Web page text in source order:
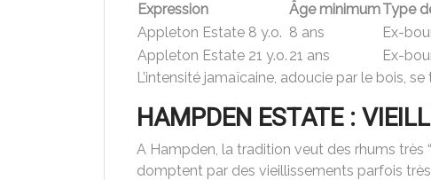
Expression Âge minimumType
Appleton Estate 8 y.o. 8 ans
Ex-
Appleton Estate 21 y.o. 21 ans
Ex-
L’intensité jamaïcaine, adoucie par le bois,
HAMPDEN ESTATE :
A Hampden, la tradition veut des rhums très
domptent par des vieillissements parfois